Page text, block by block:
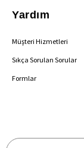
Yardım
Müşteri Hizmetleri
Sıkça Sorulan Sorular
Formlar